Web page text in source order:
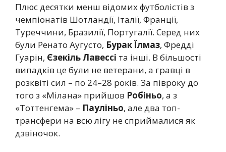
Плюс десятки менш відомих футболістів з
чемпіонатів Шотландії, Італії, Франції,
Туреччини, Бразилії, Португалії. Серед них
були Ренато Аугусто, Бурак Їлмаз, Фредді
Гуарін, Єзекіль Лавессі та інші. В більшості
випадків це були не ветерани, а гравці в
розквіті сил – по 24–28 років. За півроку до
того з «Мілана» прийшов Робіньо, а з
«Тоттенгема» – Пауліньо, але два топ-
трансфери на всю лігу не сприймалися як
дзвіночок.